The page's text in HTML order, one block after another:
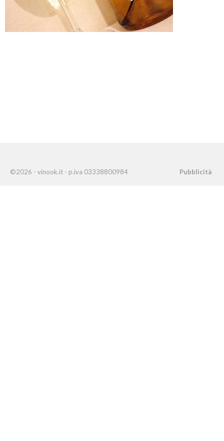
©2026 - vinook.it - p.iva 03338800984 Pubblicità